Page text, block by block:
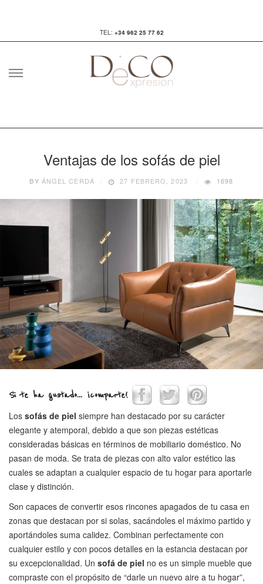
TEL: +34 962 25 77 62
Ventajas de los sofás de piel
BY ÁNGEL CERDÁ 27 FEBRERO, 2023 1698
Si te ha gustado... ¡comparte!
Los sofás de piel siempre han destacado por su carácter
elegante y atemporal, debido a que son piezas estéticas
consideradas básicas en términos de mobiliario doméstico. No
pasan de moda. Se trata de piezas con alto valor estético las
cuales se adaptan a cualquier espacio de tu hogar para aportarle
clase y distinción.
Son capaces de convertir esos rincones apagados de tu casa en
zonas que destacan por si solas, sacándoles el máximo partido y
aportándoles suma calidez. Combinan perfectamente con
cualquier estilo y con pocos detalles en la estancia destacan por
su excepcionalidad. Un sofá de piel no es un simple mueble que
compraste con el propósito de “darle un nuevo aire a tu hogar”,